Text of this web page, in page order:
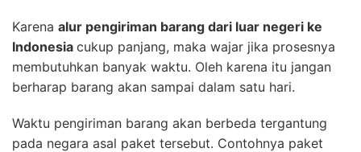
Karena alur pengiriman barang dari luar negeri ke
Indonesia cukup panjang, maka wajar jika prosesnya
membutuhkan banyak waktu. Oleh karena itu jangan
berharap barang akan sampai dalam satu hari.
Waktu pengiriman barang akan berbeda tergantung
pada negara asal paket tersebut. Contohnya paket